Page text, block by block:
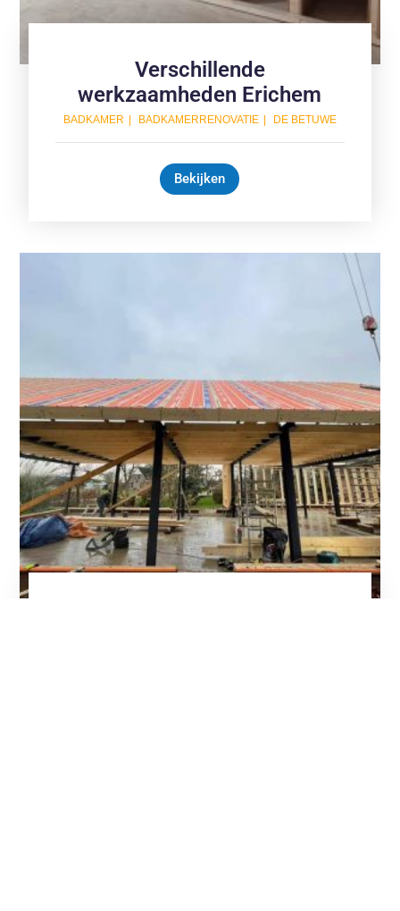
Verschillende
werkzaamheden Erichem
BADKAMER BADKAMERRENOVATIE DE BETUWE
Bekijken